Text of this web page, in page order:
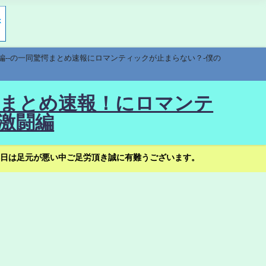
の一同驚愕まとめ速報にロマンティックが止まらない？-僕の
とめ速報！にロマンテ
闘編
足元が悪い中ご足労頂き誠に有難うございます。